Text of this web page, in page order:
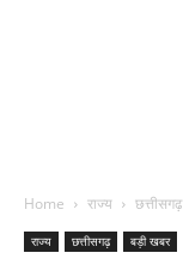
Home राज्य छत्तीसगढ़
राज्य छत्तीसगढ़ बड़ी खबर